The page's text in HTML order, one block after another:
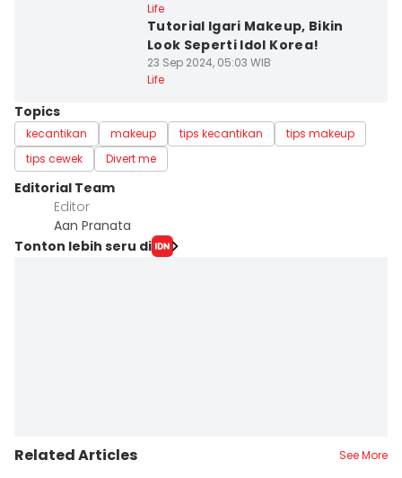
Life
Tutorial Igari Makeup, Bikin
Look Seperti Idol Korea!
23 Sep 2024, 05:03 WIB
Life
Topics
kecantikan makeup tips kecantikan
tips makeup
tips cewek
Divert me
Editorial Team
Editor
Aan Pranata
Tonton lebih seru di
Related Articles See More